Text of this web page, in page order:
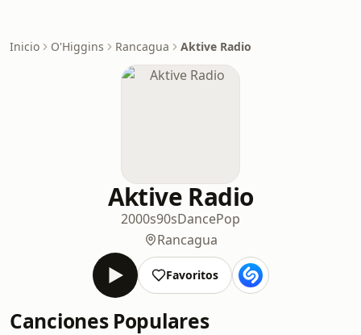
Inicio O'Higgins Rancagua Aktive Radio
Aktive Radio
2000s90sDancePop
Rancagua
Favoritos
Canciones Populares